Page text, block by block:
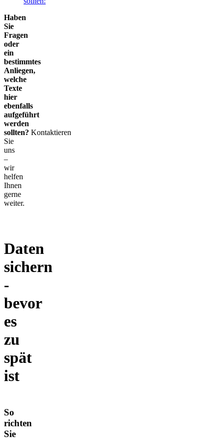
Haben
Sie
Fragen
oder
ein
bestimmtes
Anliegen,
welche
Texte
hier
ebenfalls
aufgeführt
werden
sollten? Kontaktieren
Sie
uns
–
wir
helfen
Ihnen
gerne
weiter.
Daten
sichern
-
bevor
es
zu
spät
ist
So
richten
Sie